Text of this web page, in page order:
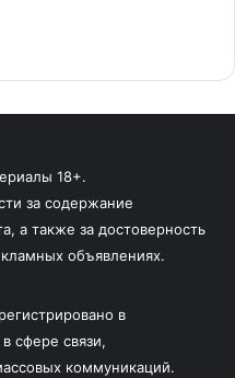
18+.
за содержание
а также за достоверность
объявлениях.
в
сфере связи,
коммуникаций.